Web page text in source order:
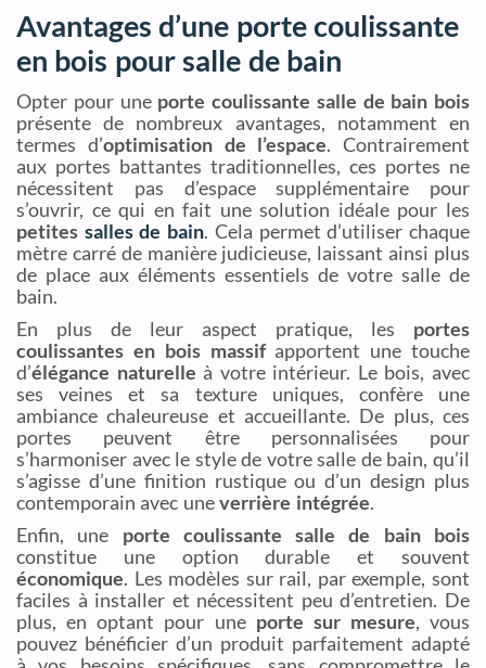
Avantages d’une porte coulissante
en bois pour salle de bain
Opter pour une porte coulissante salle de bain bois
présente de nombreux avantages, notamment en
termes d’optimisation de l’espace. Contrairement
aux portes battantes traditionnelles, ces portes ne
nécessitent pas d’espace supplémentaire pour
s’ouvrir, ce qui en fait une solution idéale pour les
petites salles de bain. Cela permet d’utiliser chaque
mètre carré de manière judicieuse, laissant ainsi plus
de place aux éléments essentiels de votre salle de
bain.
En plus de leur aspect pratique, les portes
coulissantes en bois massifapportent une touche
d’élégance naturelle à votre intérieur. Le bois, avec
ses veines et sa texture uniques, confère une
ambiance chaleureuse et accueillante. De plus, ces
portes peuvent être personnalisées pour
s’harmoniser avec le style de votre salle de bain, qu’il
s’agisse d’une finition rustique ou d’un design plus
contemporain avec uneverrière intégrée.
Enfin, une porte coulissante salle de bain bois
constitue une option durable et souvent
économique. Les modèles sur rail, par exemple, sont
faciles à installer et nécessitent peu d’entretien. De
plus, en optant pour une porte sur mesure, vous
pouvez bénéficier d’un produit parfaitement adapté